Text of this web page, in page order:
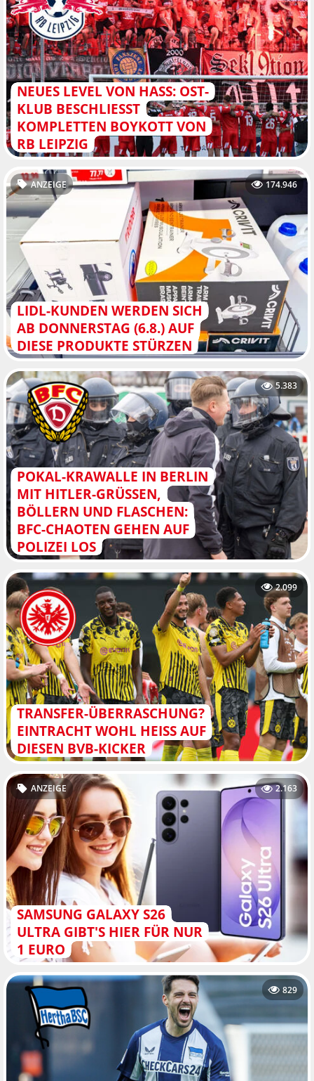
NEUES LEVEL VON HASS: OST-
KLUB BESCHLIESST K
OMPLETTEN BOYKOTT VON R
B LEIPZIG
LIDL-KUNDEN WERDEN SICH
AB DONNERSTAG (6.8.) AUF
DIESE PRODUKTE STÜRZEN
ANZEIGE 174.946
POKAL-KRAWALLE IN BERLIN
MIT HITLER-GRÜSSEN, B
ÖLLERN UND FLASCHEN: B
FC-CHAOTEN GEHEN AUF P
OLIZEI LOS
5.383
TRANSFER-ÜBERRASCHUNG?
EINTRACHT WOHL HEISS AUF D
IESEN BVB-KICKER
2.099
SAMSUNG GALAXY S26
ULTRA GIBT'S HIER FÜR NUR
1 EURO
ANZEIGE 2.163
829